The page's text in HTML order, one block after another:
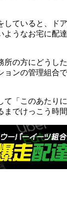
ていると、ド
うなお宅に配
の方にどうし
ンの管理組
「このあたり
でけっこう時